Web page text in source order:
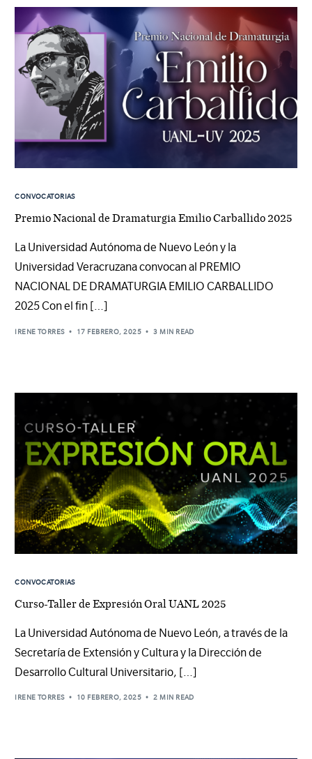
CONVOCATORIAS
Premio Nacional de Dramaturgia Emilio Carballido 2025
La Universidad Autónoma de Nuevo León y la
Universidad Veracruzana convocan al PREMIO
NACIONAL DE DRAMATURGIA EMILIO CARBALLIDO
2025 Con el fin […]
IRENE TORRES 17 FEBRERO, 2025 3 MIN READ
CONVOCATORIAS
Curso-Taller de Expresión Oral UANL 2025
La Universidad Autónoma de Nuevo León, a través de la
Secretaría de Extensión y Cultura y la Dirección de
Desarrollo Cultural Universitario, […]
IRENE TORRES 10 FEBRERO, 2025 2 MIN READ